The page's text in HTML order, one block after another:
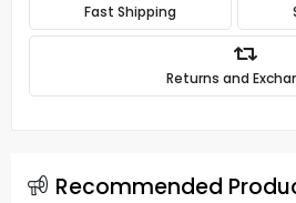
Fast Shipping
Returns and
Recommended